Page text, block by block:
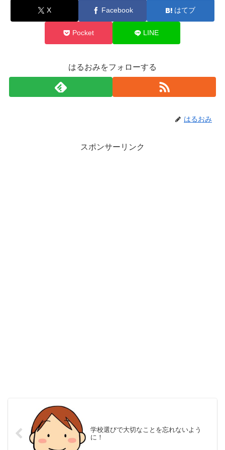
X Facebook はてブ
Pocket LINE
はるおみをフォローする
はるおみ
スポンサーリンク
学校選びで大切なことを忘れないよう
に！